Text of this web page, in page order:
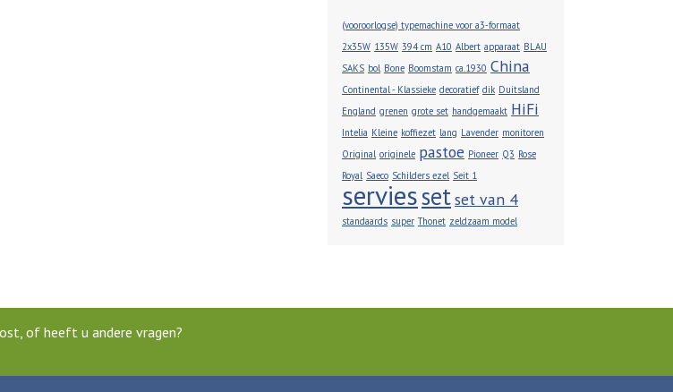
(vooroorlogse) typemachine voor a3-formaat
2x35W 135W 394 cm A10 Albert apparaat BLAU
SAKS bol Bone Boomstam ca.1930 China
Continental - Klassieke decoratief dik Duitsland
England grenen grote set handgemaakt HiFi
Intelia Kleine koffiezet lang Lavender monitoren
Original originele pastoe Pioneer Q3 Rose
Royal Saeco Schilders ezel Seit 1
serviessetset van 4
standaards super Thonet zeldzaam model
of heeft u andere vragen?